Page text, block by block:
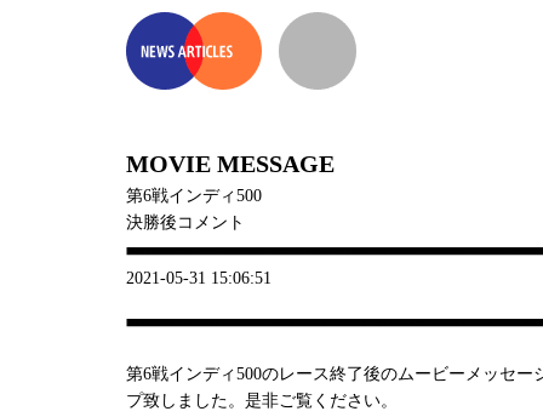
MOVIE MESSAGE
第6戦インディ500
決勝後コメント
2021-05-31 15:06:51
第6戦インディ500のレース終了後のムービーメッセ
プ致しました。是非ご覧ください。